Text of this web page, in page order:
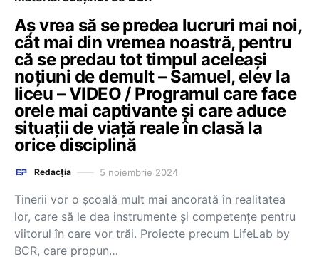
Aș vrea să se predea lucruri mai noi,
cât mai din vremea noastră, pentru
că se predau tot timpul aceleași
noțiuni de demult – Samuel, elev la
liceu – VIDEO / Programul care face
orele mai captivante și care aduce
situații de viață reale în clasă la
orice disciplină
Redacția 5 noiembrie 2024
Tinerii vor o școală mult mai ancorată în realitatea
lor, care să le dea instrumente și competențe pentru
viitorul în care vor trăi. Proiecte precum LifeLab by
BCR, care propun…